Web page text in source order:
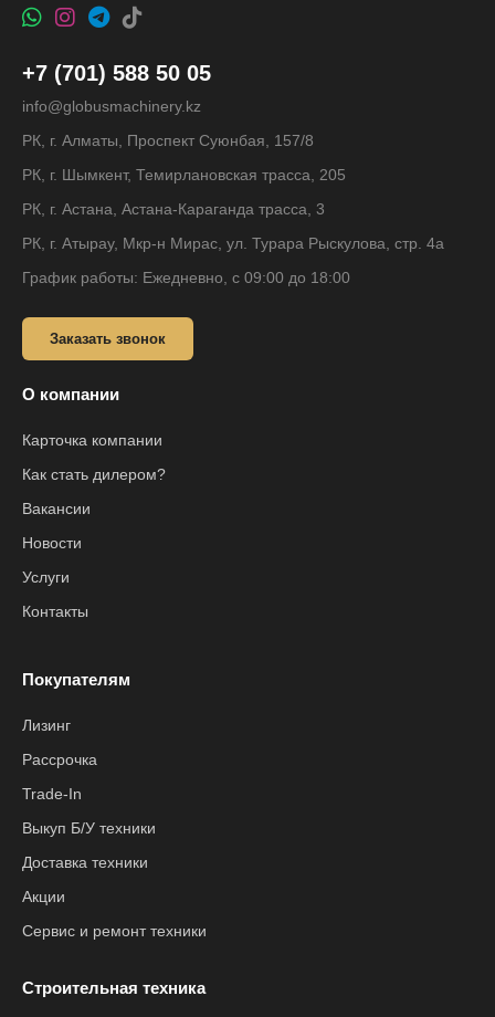
+7 (701) 588 50 05
info@globusmachinery.kz
РК, г. Алматы, Проспект Суюнбая, 157/8
РК, г. Шымкент, Темирлановская трасса, 205
РК, г. Астана, Астана-Караганда трасса, 3
РК, г. Атырау, Мкр-н Мирас, ул. Турара Рыскулова, стр. 4а
График работы: Ежедневно, с 09:00 до 18:00
Заказать звонок
О компании
Карточка компании
Как стать дилером?
Вакансии
Новости
Услуги
Контакты
Покупателям
Лизинг
Рассрочка
Trade-In
Выкуп Б/У техники
Доставка техники
Акции
Сервис и ремонт техники
Строительная техника